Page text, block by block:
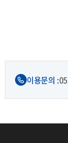
이용문의 :